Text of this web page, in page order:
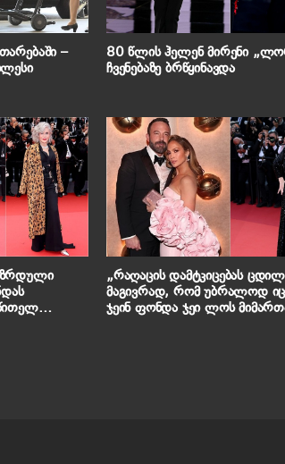
–
80 წლის ჰელენ მირენი
ჩვენებაზე ბრწყინავდა
„რაღაცის დამტკიცებას
მაგივრად, რომ უბრალოდ
ჯეინ ფონდა ჯეი ლოს